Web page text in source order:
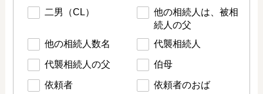
二男（CL）
他の相続人は、被相
続人の父
他の相続人数名
代襲相続人
代襲相続人の父 伯母
依頼者 依頼者のおば